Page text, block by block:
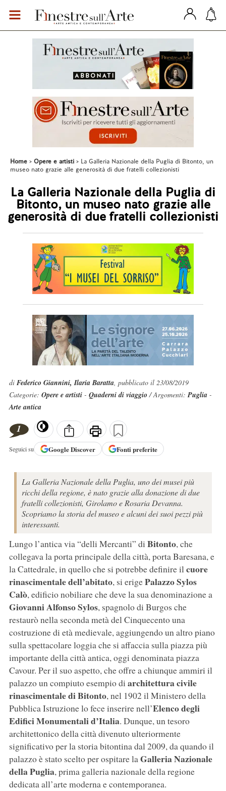
Home Opere e artisti
La Galleria Nazionale della Puglia di Bitonto, un
museo nato grazie alle generosità di due fratelli collezionisti
La Galleria Nazionale della Puglia di
Bitonto, un museo nato grazie alle
generosità di due fratelli collezionisti
di Federico Giannini, Ilaria Baratta, pubblicato il 23/08/2019
Categorie: Opere e artisti - Quaderni di viaggio / Argomenti:Puglia-
Arte antica
1
Seguici su GoogleDiscover Fonti preferite
La Galleria Nazionale della Puglia, uno dei musei più
ricchi della regione, è nato grazie alla donazione di due
fratelli collezionisti, Girolamo e Rosaria Devanna.
Scopriamo la storia del museo e alcuni dei suoi pezzi più
interessanti.
Lungo l’antica via “delli Mercanti” di Bitonto, che
collegava la porta principale della città, porta Baresana, e
la Cattedrale, in quello che si potrebbe definire ilcuore
rinascimentale dell’abitato, si erigePalazzo Sylos
Calò, edificio nobiliare che deve la sua denominazione a
Giovanni Alfonso Sylos, spagnolo di Burgos che
restaurò nella seconda metà del Cinquecento una
costruzione di età medievale, aggiungendo un altro piano
sulla spettacolare loggia che si affaccia sulla piazza più
importante della città antica, oggi denominata piazza
Cavour. Per il suo aspetto, che offre a chiunque ammiri il
palazzo un compiuto esempio di architettura civile
rinascimentale di Bitonto, nel 1902 il Ministero della
Pubblica Istruzione lo fece inserire nell’Elenco degli
Edifici Monumentali d’Italia. Dunque, un tesoro
architettonico della città divenuto ulteriormente
significativo per la storia bitontina dal 2009, da quando il
palazzo è stato scelto per ospitare laGalleria Nazionale
della Puglia, prima galleria nazionale della regione
dedicata all’arte moderna e contemporanea.